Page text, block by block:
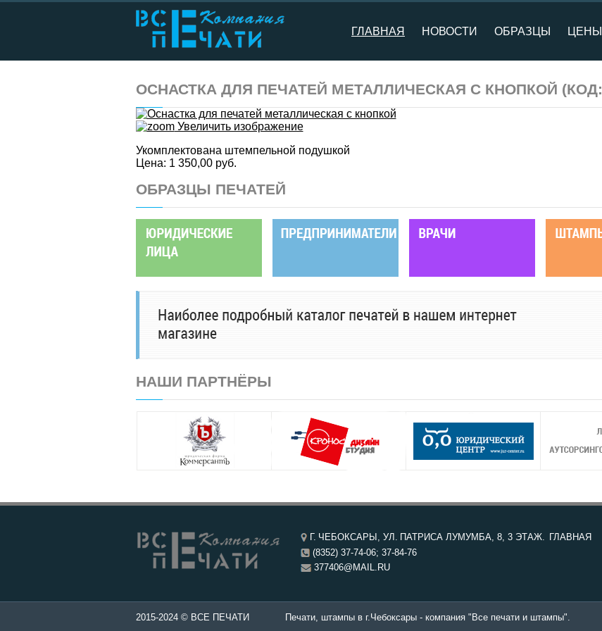
ГЛАВНАЯ НОВОСТИ ОБРАЗЦЫ ЦЕНЫ
ОСНАСТКА ДЛЯ ПЕЧАТЕЙ МЕТАЛЛИЧЕСКАЯ С КНОПКОЙ (КОД:
Увеличить изображение
Укомплектована штемпельной подушкой
Цена: 1 350,00 руб.
ОБРАЗЦЫ ПЕЧАТЕЙ
НАШИ ПАРТНЁРЫ
Г. ЧЕБОКСАРЫ, УЛ. ПАТРИСА ЛУМУМБА, 8, 3 ЭТАЖ.
(8352) 37-74-06; 37-84-76
377406@MAIL.RU
ГЛАВНАЯ
и штампы - Изготовление печатей в Чебоксары. Печати, штампы в г.Чебоксары - компания "Все печати и штампы".
2015-2024 © ВСЕ ПЕЧАТИ